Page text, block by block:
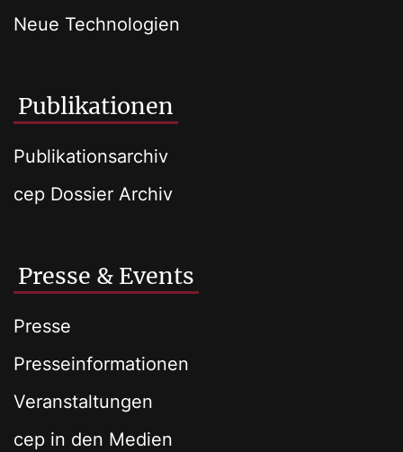
Neue Technologien
Publikationen
Publikationsarchiv
cep Dossier Archiv
Presse & Events
Presse
Presseinformationen
Veranstaltungen
cep in den Medien